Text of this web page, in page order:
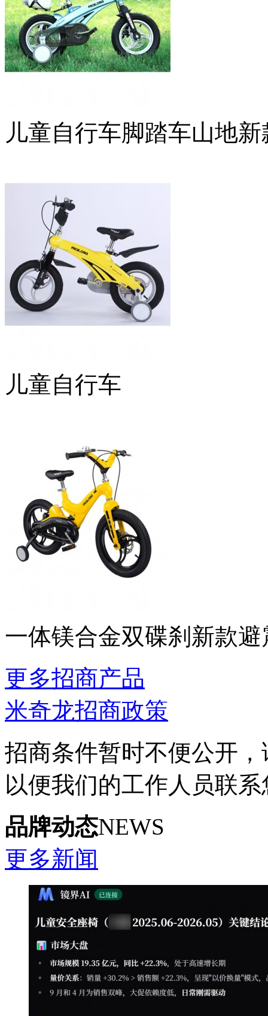
儿童自行车脚踏车山地新
儿童自行车
一体镁合金双碟刹新款避
更多招商产品
米奇龙招商政策
招商条件暂时不便公开
以便我们的工作人员联
品牌动态NEWS
更多新闻